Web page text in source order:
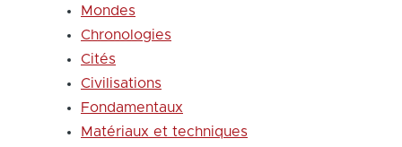
Mondes
Chronologies
Cités
Civilisations
Fondamentaux
Matériaux et techniques